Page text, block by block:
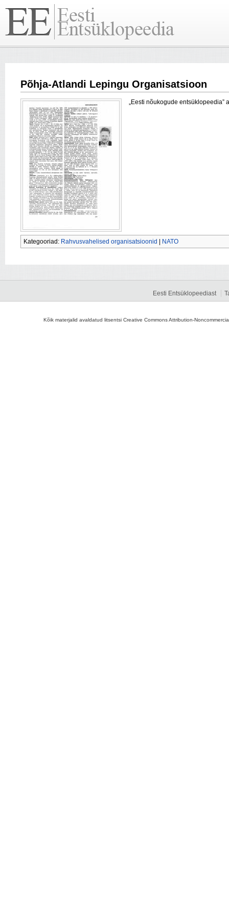
Põhja-Atlandi Lepingu Organisatsioon
„Eesti nõukogude entsüklopeedia”
Kategooriad: Rahvusvahelised organisatsioonid NATO
Eesti Entsüklopeediast
Kõik materjalid avaldatud litsentsi Creative Commons Attribution-